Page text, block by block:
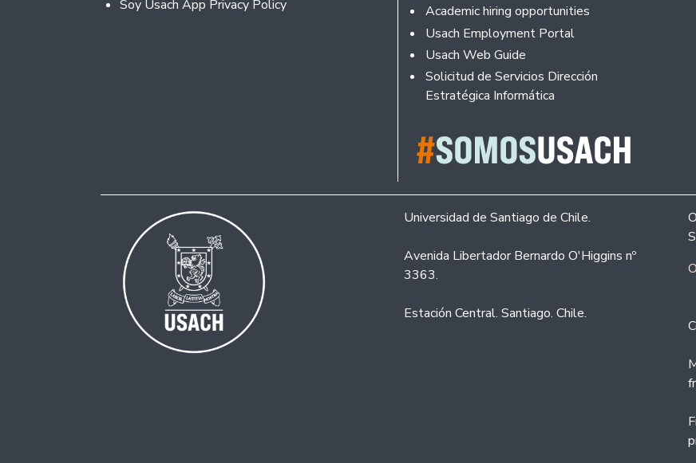
Soy Usach App Privacy Policy
Academic hiring opportunities
Usach Employment Portal
Usach Web Guide
Solicitud de Servicios Dirección
Estratégica Informática
Universidad de Santiago de Chile.
Avenida Libertador Bernardo O'Higgins nº
3363.
Estación Central. Santiago. Chile.